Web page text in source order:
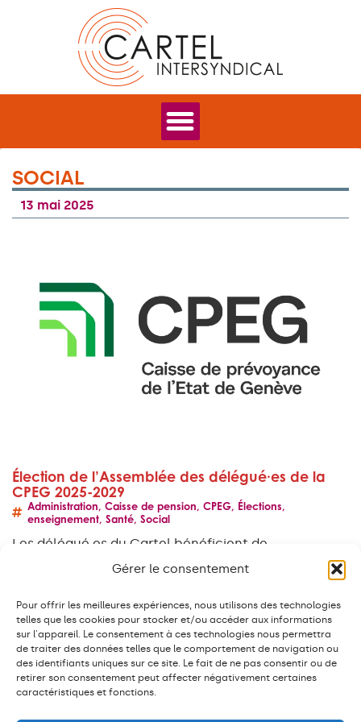
Gérer le consentement
Pour offrir les meilleures expériences, nous utilisons des technologies
telles que les cookies pour stocker et/ou accéder aux informations
sur l'appareil. Le consentement à ces technologies nous permettra
de traiter des données telles que le comportement de navigation ou
des identifiants uniques sur ce site. Le fait de ne pas consentir ou de
retirer son consentement peut affecter négativement certaines
caractéristiques et fonctions.
SOCIAL
13 mai 2025
Élection de l’Assemblée des délégué·es de la
CPEG 2025-2029
Administration, Caisse de pension, CPEG, Élections,
enseignement, Santé, Social
Les délégué.es du Cartel bénéficient de
l'expertise, de la formation et du soutien des
(SIT et SSP) membres du Cartel.…
EN SAVOIR PLUS